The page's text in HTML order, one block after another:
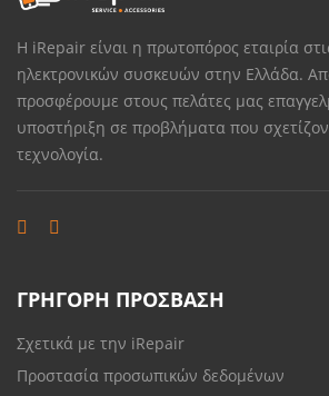
Η iRepair είναι η πρωτοπόρος εταιρία
ηλεκτρονικών συσκευών στην Ελλάδα.
προσφέρουμε στους πελάτες μας
υποστήριξη σε προβλήματα που
τεχνολογία.
ΓΡΗΓΟΡΗ ΠΡΟΣΒΑΣΗ
Σχετικά με την iRepair
Προστασία προσωπικών δεδομένων